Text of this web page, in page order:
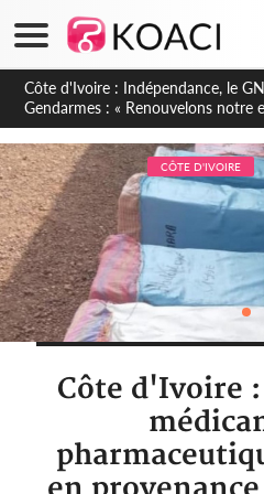
Sierra Leone : Un projet de
gestation, points clés des
CÔTE D'IVOIRE
Côte d'Ivoire